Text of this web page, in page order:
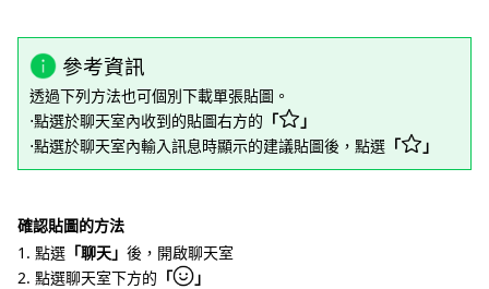
參考資訊
透過下列方法也可個別下載單張貼圖。
⋅點選於聊天室內收到的貼圖右方的 「
」
⋅點選於聊天室內輸入訊息時顯示的建議貼圖後，點選 「 」
確認貼圖的方法
1. 點選 「聊天」 後，開啟聊天室
2. 點選聊天室下方的 「
」